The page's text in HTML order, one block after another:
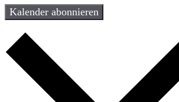
Kalender abonnieren